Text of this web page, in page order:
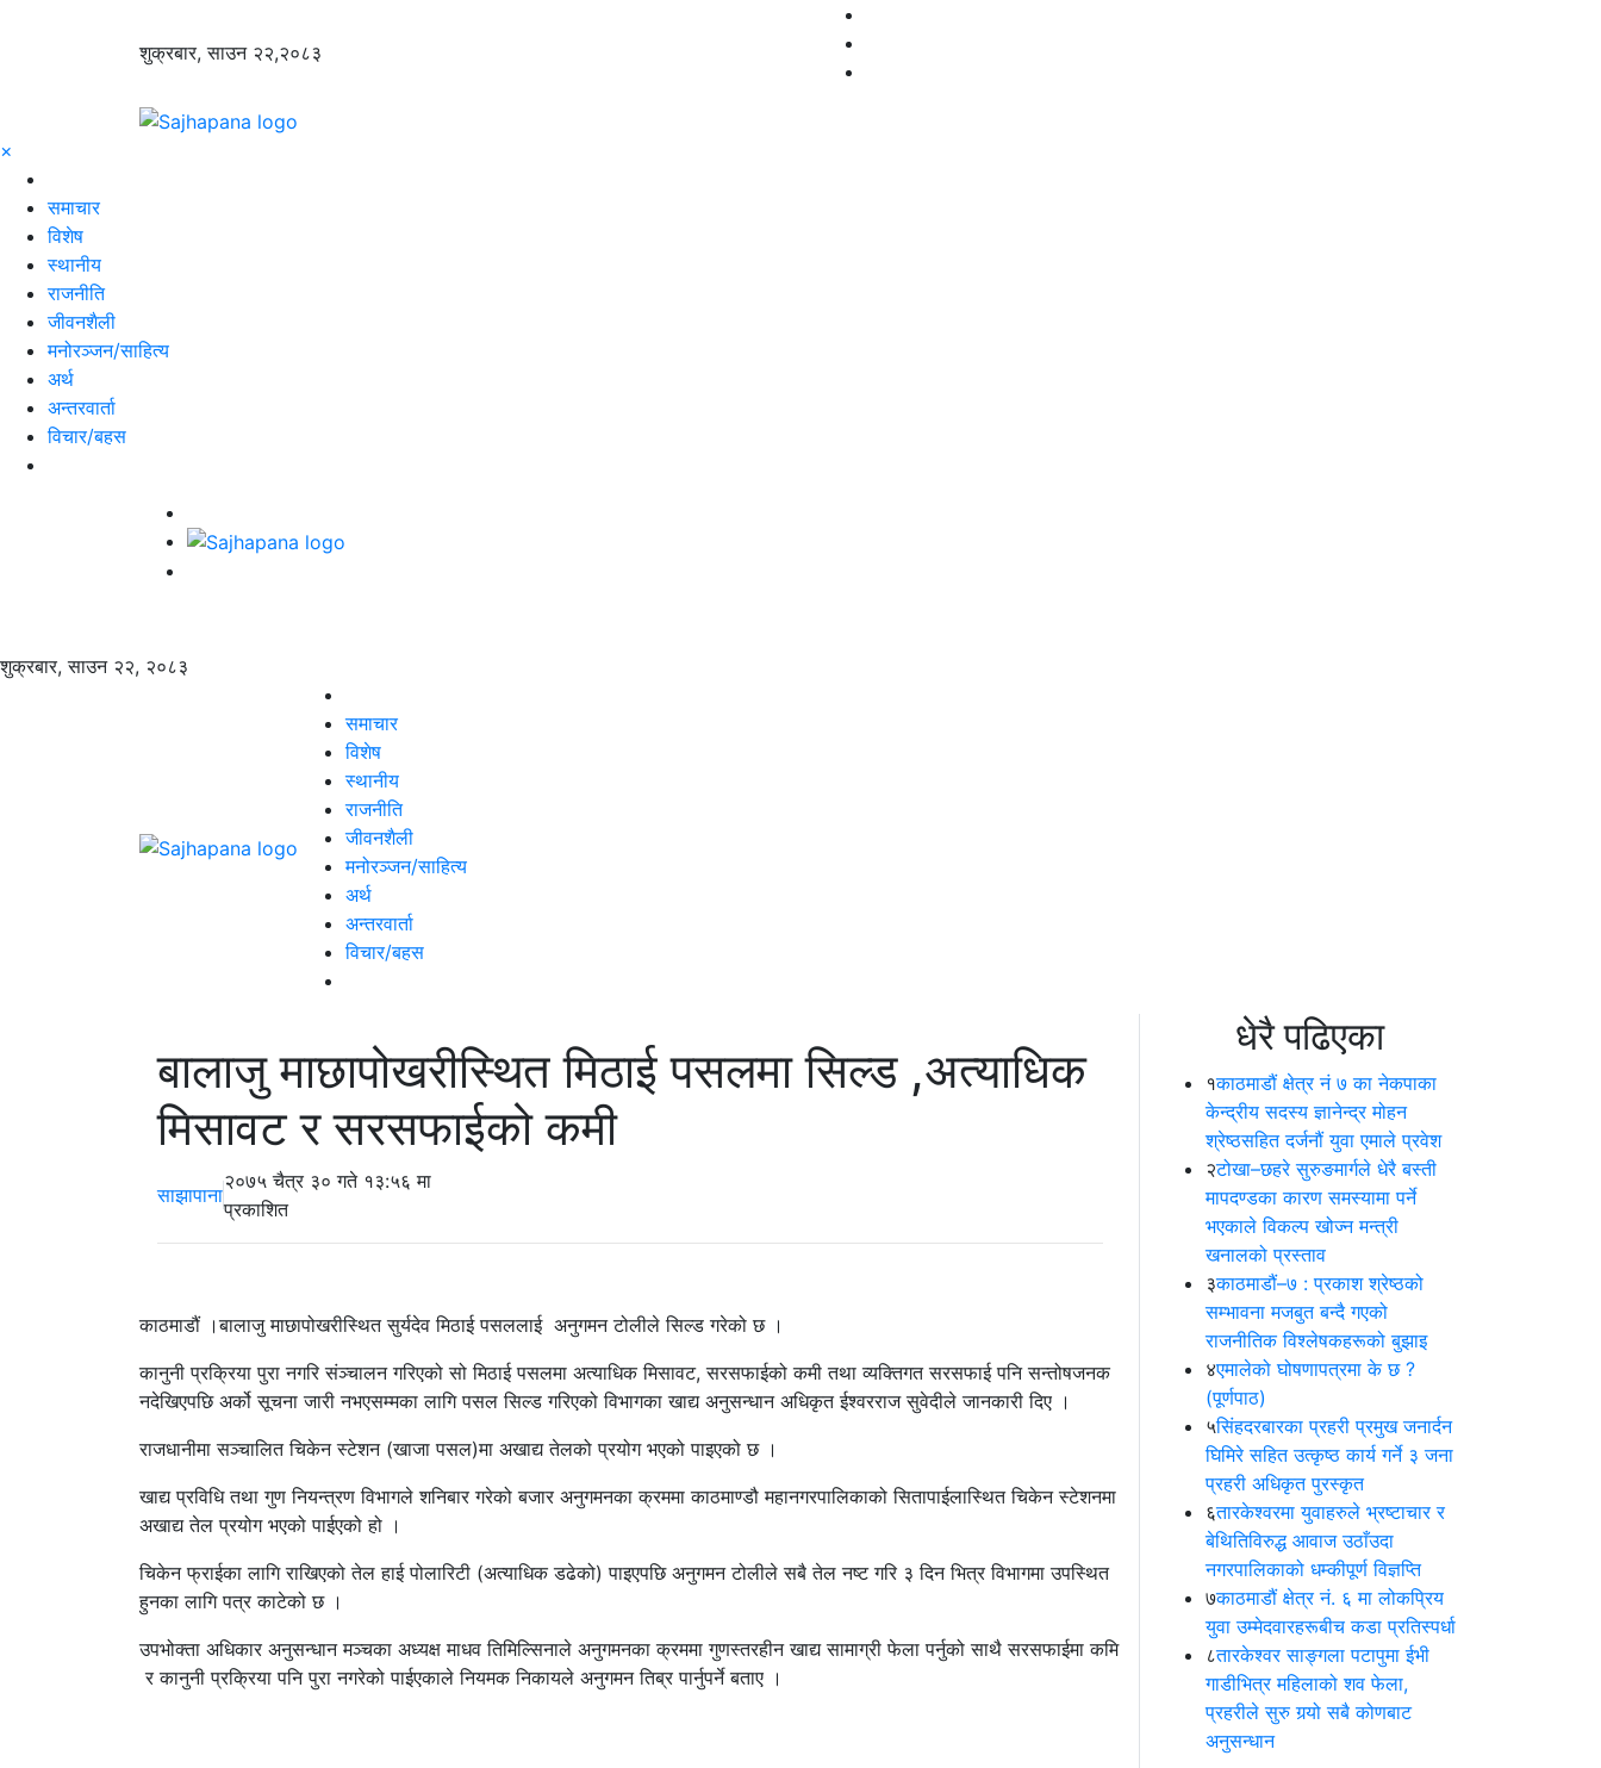
शुक्रबार, साउन २२,२०८३
×
समाचार
विशेष
स्थानीय
राजनीति
जीवनशैली
मनोरञ्जन/साहित्य
अर्थ
अन्तरवार्ता
विचार/बहस
शुक्रबार, साउन २२, २०८३
समाचार
विशेष
स्थानीय
राजनीति
जीवनशैली
मनोरञ्जन/साहित्य
अर्थ
अन्तरवार्ता
विचार/बहस
बालाजु माछापोखरीस्थित मिठाई पसलमा सिल्ड ,अत्याधिक
मिसावट र सरसफाईको कमी
साझापाना
२०७५ चैत्र ३० गते १३:५६ मा
प्रकाशित
काठमाडौं ।बालाजु माछापोखरीस्थित सुर्यदेव मिठाई पसललाई अनुगमन टोलीले सिल्ड गरेको छ ।
कानुनी प्रक्रिया पुरा नगरि संञ्चालन गरिएको सो मिठाई पसलमा अत्याधिक मिसावट, सरसफाईको कमी तथा व्यक्तिगत सरसफाई पनि सन्तोषजनक
नदेखिएपछि अर्को सूचना जारी नभएसम्मका लागि पसल सिल्ड गरिएको विभागका खाद्य अनुसन्धान अधिकृत ईश्वरराज सुवेदीले जानकारी दिए ।
राजधानीमा सञ्चालित चिकेन स्टेशन (खाजा पसल)मा अखाद्य तेलको प्रयोग भएको पाइएको छ ।
खाद्य प्रविधि तथा गुण नियन्त्रण विभागले शनिबार गरेको बजार अनुगमनका क्रममा काठमाण्डौ महानगरपालिकाको सितापाईलास्थित चिकेन स्टेशनमा
अखाद्य तेल प्रयोग भएको पाईएको हो ।
चिकेन फ्राईका लागि राखिएको तेल हाई पोलारिटी (अत्याधिक डढेको) पाइएपछि अनुगमन टोलीले सबै तेल नष्ट गरि ३ दिन भित्र विभागमा उपस्थित
हुनका लागि पत्र काटेको छ ।
उपभोक्ता अधिकार अनुसन्धान मञ्चका अध्यक्ष माधव तिमिल्सिनाले अनुगमनका क्रममा गुणस्तरहीन खाद्य सामाग्री फेला पर्नुको साथै सरसफाईमा कमि
र कानुनी प्रक्रिया पनि पुरा नगरेको पाईएकाले नियमक निकायले अनुगमन तिब्र पार्नुपर्ने बताए ।
धेरै पढिएका
१काठमाडौं क्षेत्र नं ७ का नेकपाका
केन्द्रीय सदस्य ज्ञानेन्द्र मोहन
श्रेष्ठसहित दर्जनौं युवा एमाले प्रवेश
२टोखा–छहरे सुरुङमार्गले धेरै बस्ती
मापदण्डका कारण समस्यामा पर्ने
भएकाले विकल्प खोज्न मन्त्री
खनालको प्रस्ताव
३काठमाडौं–७ : प्रकाश श्रेष्ठको
सम्भावना मजबुत बन्दै गएको
राजनीतिक विश्लेषकहरूको बुझाइ
४एमालेको घोषणापत्रमा के छ ?
(पूर्णपाठ)
५सिंहदरबारका प्रहरी प्रमुख जनार्दन
घिमिरे सहित उत्कृष्ठ कार्य गर्ने ३ जना
प्रहरी अधिकृत पुरस्कृत
६तारकेश्वरमा युवाहरुले भ्रष्टाचार र
बेथितिविरुद्ध आवाज उठाँउदा
नगरपालिकाको धम्कीपूर्ण विज्ञप्ति
७काठमाडौं क्षेत्र नं. ६ मा लोकप्रिय
युवा उम्मेदवारहरूबीच कडा प्रतिस्पर्धा
८तारकेश्वर साङ्गला पटापुमा ईभी
गाडीभित्र महिलाको शव फेला,
प्रहरीले सुरु गर्‍यो सबै कोणबाट
अनुसन्धान